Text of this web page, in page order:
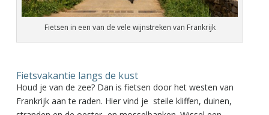
Fietsen in een van de vele wijnstreken van Frankrijk
Fietsvakantie langs de kust
Houd je van de zee? Dan is fietsen door het westen van
Frankrijk aan te raden. Hier vind je steile kliffen, duinen,